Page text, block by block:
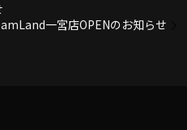
一宮店OPENのお知らせ